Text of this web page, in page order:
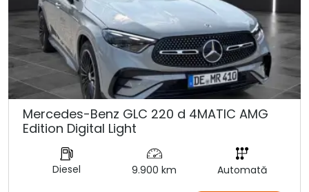
Mercedes-Benz GLC 220 d 4MATIC AMG
Edition Digital Light
Diesel 9.900 km Automată